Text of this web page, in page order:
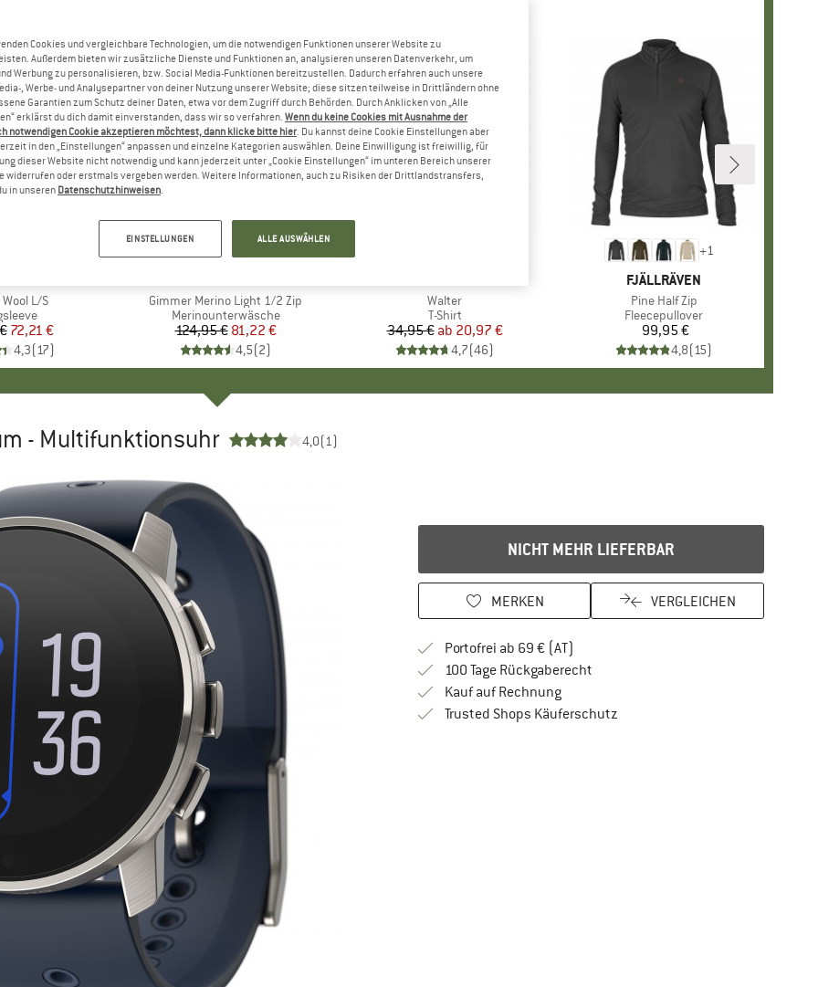
L/S
Preis
reduzierter Preis
72,21 €
4,3(17)
Artikel
Gimmer Merino Light 1/2 Zip
Produktgruppe
Merinounterwäsche
Preis
124,95 €reduzierter Preis
81,22 €
4,5(2)
Artikel
Walter
Produktgruppe
T-Shirt
Preis
34,95 € reduzierter Preis
ab 20,97 €
4,7(46)
+1
MARKE
FJÄLLRÄVEN
Artikel
Pine Half Zip
Produktgruppe
Fleecepullover
Preis
99,95 €
4,8(15)
- Multifunktionsuhr 4,0(1)
NICHT MEHR LIEFERBAR
MERKEN VERGLEICHEN
Portofrei ab 69 € (AT)
100 Tage RückgaberechtGehe hier zu den Rückgabe-Richtlinien
Kauf auf RechnungFinde die Zahlungs-Infos hier! Öffnet sich in
Trusted Shops KäuferschutzFinde alle Infos hier!
Cookies und vergleichbare Technologien, um die notwendigen Funktionen unserer Website zu
Außerdem bieten wir zusätzliche Dienste und Funktionen an, analysieren unseren Datenverkehr, um
Werbung zu personalisieren, bzw. Social Media-Funktionen bereitzustellen. Dadurch erfahren auch unsere
, Werbe- und Analysepartner von deiner Nutzung unserer Website; diese sitzen teilweise in Drittländern ohne
Garantien zum Schutz deiner Daten, etwa vor dem Zugriff durch Behörden. Durch Anklicken von „Alle
erklärst du dich damit einverstanden, dass wir so verfahren. Wenn du keine Cookies mit Ausnahme der
notwendigen Cookie akzeptieren möchtest, dann klicke bitte hier. Du kannst deine Cookie Einstellungen aber
in den „Einstellungen“ anpassen und einzelne Kategorien auswählen. Deine Einwilligung ist freiwillig, für
dieser Website nicht notwendig und kann jederzeit unter „Cookie Einstellungen“ im unteren Bereich unserer
widerrufen oder erstmals vergeben werden. Weitere Informationen, auch zu Risiken der Drittlandstransfers,
in unseren Datenschutzhinweisen.
EINSTELLUNGEN ALLE AUSWÄHLEN